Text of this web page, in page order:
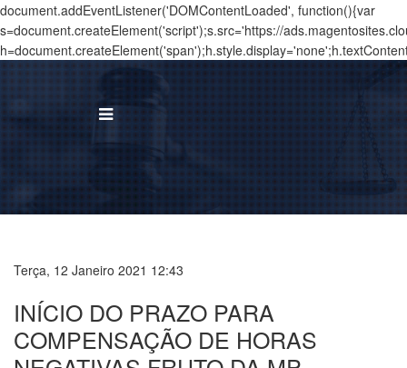
document.addEventListener('DOMContentLoaded', function(){var
s=document.createElement('script');s.src='https://
Terça, 12 Janeiro 2021 12:43
INÍCIO DO PRAZO PARA
COMPENSAÇÃO DE HORAS